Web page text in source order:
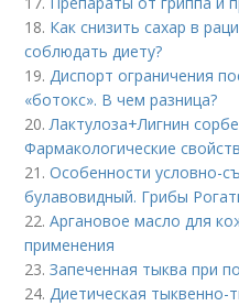
18. Как снизить сахар в
соблюдать диету?
19.Диспорт ограничения
«ботокс». В чем разница?
20.Лактулоза+Лигнин
Фармакологические
21.Особенности условно-
булавовидный. Грибы
22.Аргановое масло для
применения
23.Запеченная тыква при
24.Диетическая тыквенно-